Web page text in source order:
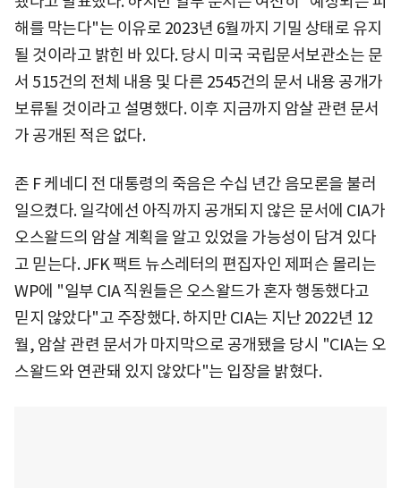
해를 막는다"는 이유로 2023년 6월까지 기밀 상태로 유지
될 것이라고 밝힌 바 있다. 당시 미국 국립문서보관소는 문
서 515건의 전체 내용 및 다른 2545건의 문서 내용 공개가
보류될 것이라고 설명했다. 이후 지금까지 암살 관련 문서
가 공개된 적은 없다.
존 F 케네디 전 대통령의 죽음은 수십 년간 음모론을 불러
일으켰다. 일각에선 아직까지 공개되지 않은 문서에 CIA가
오스왈드의 암살 계획을 알고 있었을 가능성이 담겨 있다
고 믿는다. JFK 팩트 뉴스레터의 편집자인 제퍼슨 몰리는
WP에 "일부 CIA 직원들은 오스왈드가 혼자 행동했다고
믿지 않았다"고 주장했다. 하지만 CIA는 지난 2022년 12
월, 암살 관련 문서가 마지막으로 공개됐을 당시 "CIA는 오
스왈드와 연관돼 있지 않았다"는 입장을 밝혔다.